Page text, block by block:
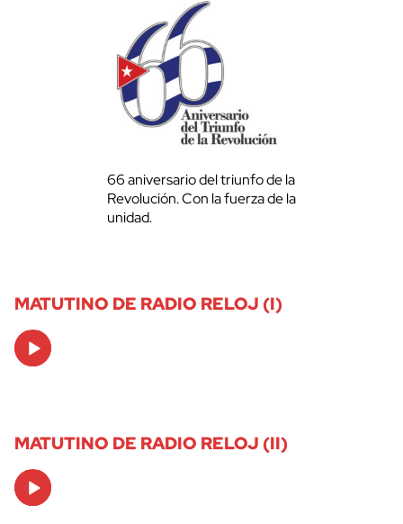
66 aniversario del triunfo de la
Revolución. Con la fuerza de la
unidad.
MATUTINO DE RADIO RELOJ (I)
Audio
Player
MATUTINO DE RADIO RELOJ (II)
Audio
Player